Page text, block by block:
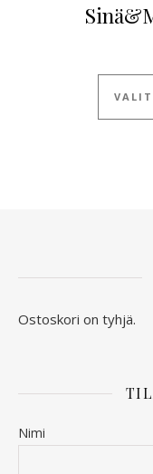
Ostoskori on tyhjä.
Nimi